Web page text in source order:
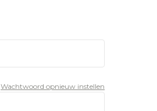
Wachtwoord opnieuw instellen